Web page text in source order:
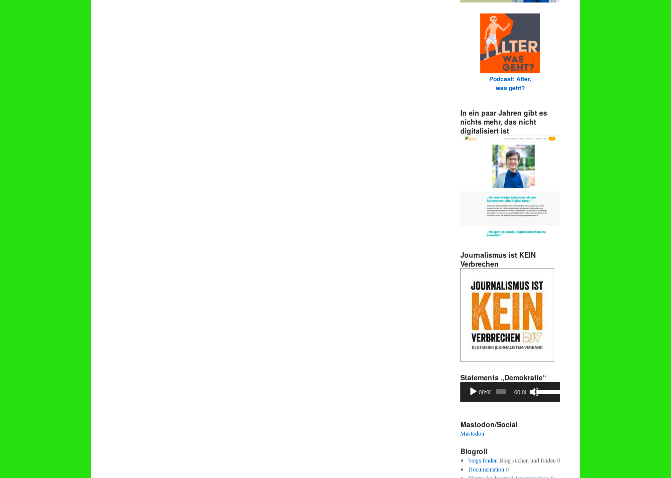
Podcast: Alter,
was geht?
In ein paar Jahren gibt es
nichts mehr, das nicht
digitalisiert ist
Journalismus ist KEIN
Verbrechen
Statements „Demokratie“
Audio-
Player
00:00 00:00
Hoch/Runter
benutzen,
Mastodon/Social
Mastodon
Blogroll
blogs finden Blog suchen und finden 0
Documentation 0